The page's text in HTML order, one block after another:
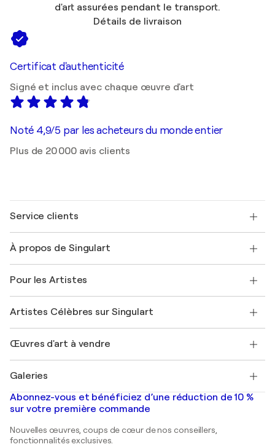
d'art assurées pendant le transport.
Détails de livraison
Certificat d'authenticité
Signé et inclus avec chaque œuvre d'art
Noté 4,9/5 par les acheteurs du monde entier
Plus de 20 000 avis clients
Service clients
Expédition
Offrir une carte cadeau
Rejoignez notre programme commercial
Mon compte
+33 1 76 44 06 42
À propos de Singulart
FAQ
Magazine Singulart
Emplois
Découvrez une sélection d'art original
Pour les Artistes
Se connecter en tant qu'Artiste
Artistes Célèbres sur Singulart
Marc Chagall
Banksy
Mr. Brainwash
Shepard Fairey
Œuvres d'art à vendre
Tableaux abstraits à vendre
Peintures de paysage
Estampes
Peintures acryliques
Galeries
Galeries d'art en France
Galeries d'art en Belgique
Abonnez-vous et bénéficiez d’une réduction de 10 %
sur votre première commande
Nouvelles œuvres, coups de cœur de nos conseillers,
fonctionnalités exclusives.